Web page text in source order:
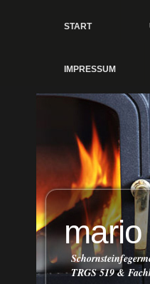
START
IMPRESSUM
TRGS 519 &